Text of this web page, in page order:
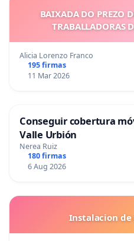
BAIXADA DO PREZO
TRABALLADORAS
Alicia Lorenzo Franco
195 firmas
11 Mar 2026
Conseguir cobertura
Valle Urbión
Nerea Ruiz
180 firmas
6 Aug 2026
Instalacion